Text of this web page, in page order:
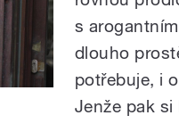
s
dlouho
potřebuje, i
Jenže pak si